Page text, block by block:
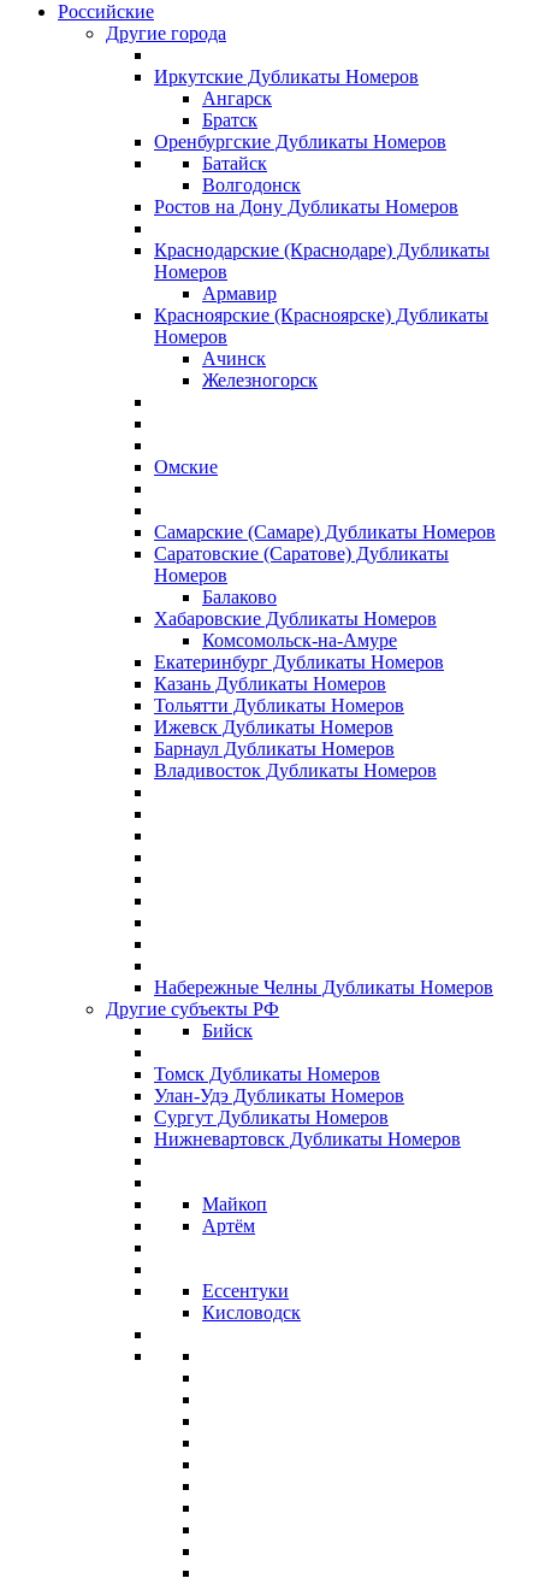
Российские
Другие города
Иркутские Дубликаты Номеров
Ангарск
Братск
Оренбургские Дубликаты Номеров
Батайск
Волгодонск
Ростов на Дону Дубликаты Номеров
Краснодарские (Краснодаре) Дубликаты
Номеров
Армавир
Красноярские (Красноярске) Дубликаты
Номеров
Ачинск
Железногорск
Омские
Самарские (Самаре) Дубликаты Номеров
Саратовские (Саратове) Дубликаты
Номеров
Балаково
Хабаровские Дубликаты Номеров
Комсомольск-на-Амуре
Екатеринбург Дубликаты Номеров
Казань Дубликаты Номеров
Тольятти Дубликаты Номеров
Ижевск Дубликаты Номеров
Барнаул Дубликаты Номеров
Владивосток Дубликаты Номеров
Набережные Челны Дубликаты Номеров
Другие субъекты РФ
Бийск
Томск Дубликаты Номеров
Улан-Удэ Дубликаты Номеров
Сургут Дубликаты Номеров
Нижневартовск Дубликаты Номеров
Майкоп
Артём
Ессентуки
Кисловодск